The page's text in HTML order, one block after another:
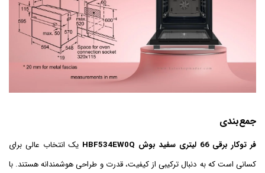
جمع‌بندی
فر توکار برقی 66 لیتری سفید بوش HBF534EW0Q
یک انتخاب عالی برای
کسانی است که به دنبال ترکیبی از کیفیت، قدرت و طراحی هوشمندانه هستند. با